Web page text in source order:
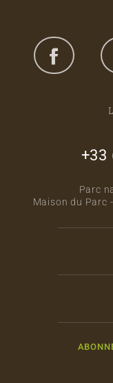
+33
Parc
Maison du Parc